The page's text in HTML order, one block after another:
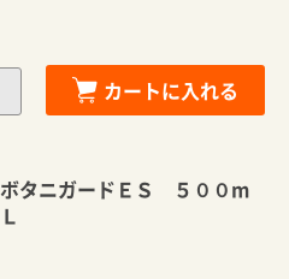
カートに入れる
ボタニガードＥＳ ５００m
Ｌ